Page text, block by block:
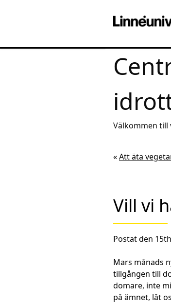
Välkommen till
«Att äta
Vill vi
Postat den
Mars månads
tillgången till
domare, inte
på ämnet, låt